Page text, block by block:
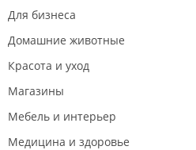
Для бизнеса
Домашние животные
Красота и уход
Магазины
Мебель и интерьер
Медицина и здоровье